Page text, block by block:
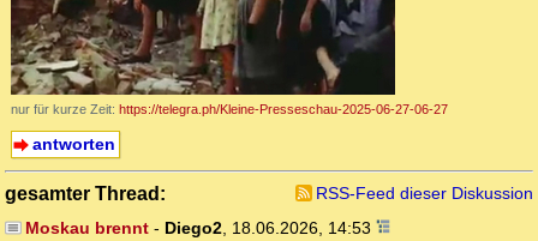
nur für kurze Zeit: https://telegra.ph/Kleine-Presseschau-2025-06-27-06-27
antworten
gesamter Thread:
RSS-Feed dieser Diskussion
Moskau brennt- Diego2, 18.06.2026, 14:53